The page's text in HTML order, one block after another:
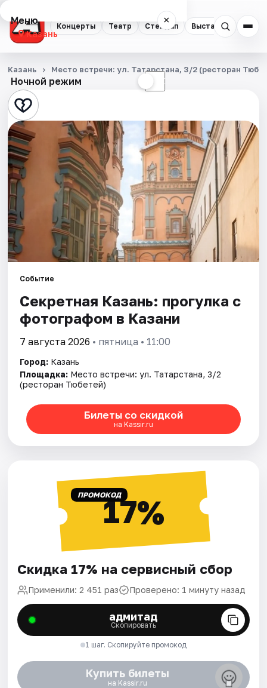
Концерты Театр Стендап Выставки
Меню ×
Казань
Концерты
Театр
Стендап
Выставки
Квесты
Экскурсии
Спорт
События
Города
Площадки
Рейтинги
Ночной режим ☾
Казань Место встречи: ул. Татарстана, 3/2 (ресторан
Событие
Секретная Казань: прогулка с
фотографом в Казани
7 августа 2026 • пятница • 11:00
Город: Казань
Площадка: Место встречи: ул. Татарстана, 3/2
(ресторан Тюбетей)
Билеты со скидкой
на Kassir.ru
ПРОМОКОД17%
Скидка 17% на сервисный сбор
Применили: 2 451 раз Проверено: 1 минуту назад
адмитад
Скопировать
1 шаг. Скопируйте промокод
Купить билеты
на Kassir.ru